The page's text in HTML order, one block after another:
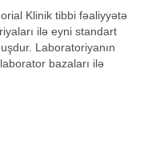
Klinik tibbi fəaliyyətə
ilə eyni standart
Laboratoriyanın
bazaları ilə